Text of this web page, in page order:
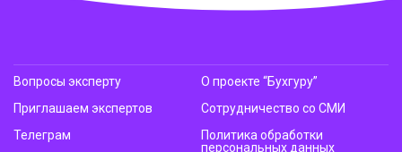
Вопросы эксперту
Приглашаем экспертов
Телеграм
О проекте “Бухгуру”
Сотрудничество со СМИ
Политика обработки
персональных данных